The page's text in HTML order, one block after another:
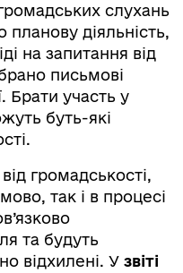
слухань
діяльність,
на запитання від
письмові
Брати участь у
буть-які
громадськості,
так і в процесі
та будуть
відхилені. У звіті